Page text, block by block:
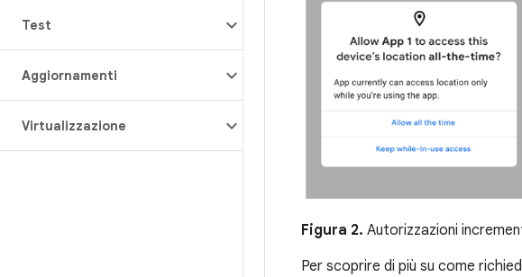
Test
Aggiornamenti
Virtualizzazione
Figura 2. Autorizzazioni
Per scoprire di più su come